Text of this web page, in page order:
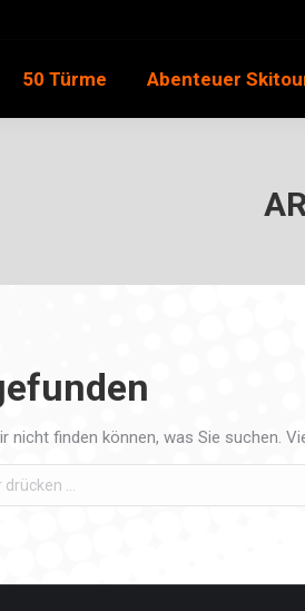
50 Türme Abenteuer
nicht finden können, was Sie suchen.